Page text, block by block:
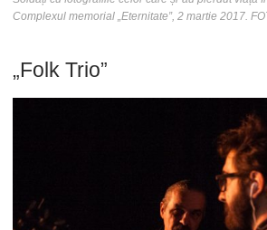
Complexul memorial „Eternitate”, 2 martie 2017.
„Folk Trio”